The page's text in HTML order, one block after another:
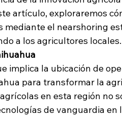
artículo, exploraremos
mediante el nearshoring
a los agricultores locales.
implica la ubicación de
para transformar la
en esta región no
de vanguardia en